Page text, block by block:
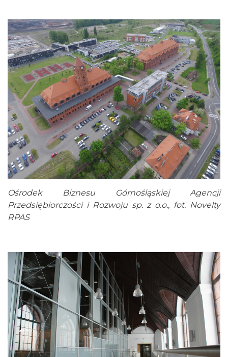
Ośrodek Biznesu Górnośląskiej Agencji
Przedsiębiorczości i Rozwoju sp. z o.o., fot. Novelty
RPAS